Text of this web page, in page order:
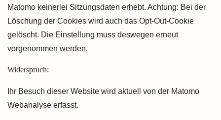
Matomo keinerlei Sitzungsdaten erhebt. Achtung: Bei der
Löschung der Cookies wird auch das Opt-Out-Cookie
gelöscht. Die Einstellung muss deswegen erneut
vorgenommen werden.
Widerspruch:
Ihr Besuch dieser Website wird aktuell von der Matomo
Webanalyse erfasst.